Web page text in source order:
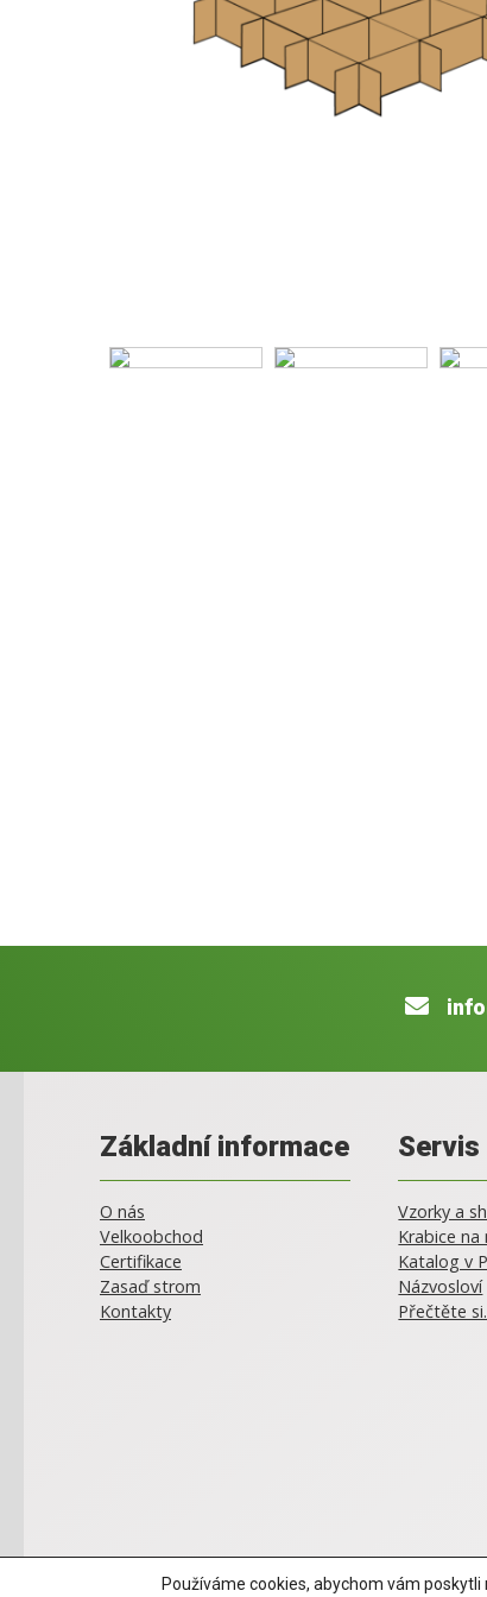
Základní informace
O nás
Velkoobchod
Certifikace
Zasaď strom
Kontakty
Servis
Vzorky a
Krabice na
Katalog v
Názvosloví
Přečtěte
Používáme cookies, abychom vám poskytli